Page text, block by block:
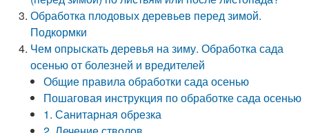
Обработка плодовых деревьев перед зимой.
Подкормки
Чем опрыскать деревья на зиму. Обработка сада
осенью от болезней и вредителей
Общие правила обработки сада осенью
Пошаговая инструкция по обработке сада осенью
1. Санитарная обрезка